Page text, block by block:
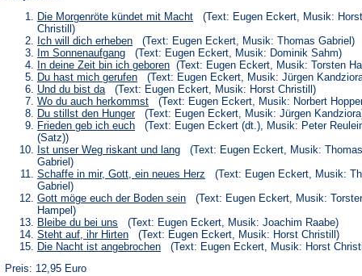
Die Morgenröte kündet mit Macht(Öffnet
einem
neuen
Tab)
(Text: Eugen Eckert, Musik: Horst
Christill)
Ich will dich erheben(Öffnet
in
einem
neuen
Tab)
(Text: Eugen Eckert, Musik: Thomas Gabriel)
Im Sonnenaufgang(Öffnet
in
einem
neuen
Tab)
(Text: Eugen Eckert, Musik: Dominik Sahm)
In deine Zeit bin ich geboren(Öffnet
in
einem
neuen
Tab)
(Text: Eugen Eckert, Musik: Torsten
Du hast mich gerufen(Öffnet
in
einem
neuen
Tab)
(Text: Eugen Eckert, Musik: Jürgen
Und du bist da(Öffnet
in
einem
neuen
Tab)
(Text: Eugen Eckert, Musik: Horst Christill)
Wo du auch herkommst(Öffnet
in
einem
Tab)
(Text: Eugen Eckert, Musik: Norbert
Du stillst den Hunger(Öffnet
in
einem
neuen
Tab)
(Text: Eugen Eckert, Musik: Jürgen
Frieden geb ich euch(Öffnet
einem
neuen
Tab)
(Text: Eugen Eckert (dt.), Musik: Peter
(Satz))
Ist unser Weg riskant und lang(Öffnet
einem
neuen
Tab)
(Text: Eugen Eckert, Musik: Thomas
Gabriel)
Schaffe in mir, Gott, ein neues Herz (Öffnet
einem
Tab)
(Text: Eugen Eckert, Musik:
Gabriel)
Gott möge euch der Boden sein(Öffnet
einem
neuen
Tab)
(Text: Eugen Eckert, Musik:
Hampel)
Bleibe du bei uns (Öffnet
in
einem
neuen
(Text: Eugen Eckert, Musik: Joachim Raabe)
Steht auf, ihr Hirten(Öffnet
in
(Text: Eugen Eckert, Musik: Horst Christill)
Die Nacht ist angebrochen(Öffnet
(Text: Eugen Eckert, Musik: Horst
Preis: 12,95 Euro